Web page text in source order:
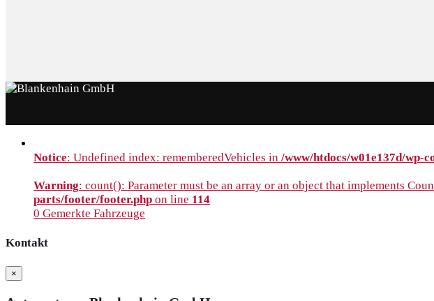
Notice: Undefined index: rememberedVehicles in /www/htdocs/w01e137d/wp-
Warning: count(): Parameter must be an array or an object that implements
parts/footer/footer.php on line 114
0 Gemerkte Fahrzeuge
Kontakt
×